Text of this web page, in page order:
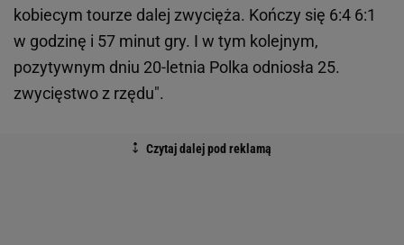
kobiecym tourze dalej zwycięża. Kończy się 6:4 6:1
w godzinę i 57 minut gry. I w tym kolejnym,
pozytywnym dniu 20-letnia Polka odniosła 25.
zwycięstwo z rzędu".